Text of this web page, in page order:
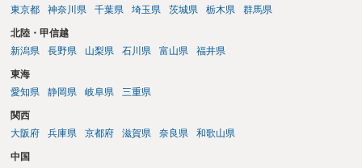
東京都
神奈川県 千葉県 埼玉県 茨城県 栃木県 群馬県
北陸・甲信越
新潟県
長野県 山梨県 石川県 富山県 福井県
東海
愛知県
静岡県 岐阜県 三重県
関西
大阪府
兵庫県 京都府 滋賀県 奈良県 和歌山県
中国